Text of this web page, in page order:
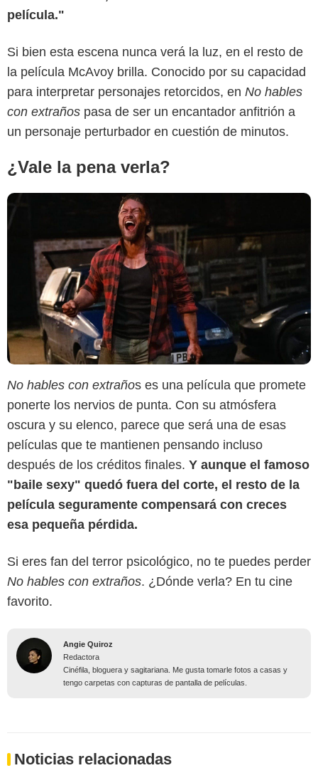
película."
Si bien esta escena nunca verá la luz, en el resto de
la película McAvoy brilla. Conocido por su capacidad
para interpretar personajes retorcidos, en No hables
con extraños pasa de ser un encantador anfitrión a
un personaje perturbador en cuestión de minutos.
¿Vale la pena verla?
No hables con extraños es una película que promete
ponerte los nervios de punta. Con su atmósfera
oscura y su elenco, parece que será una de esas
películas que te mantienen pensando incluso
después de los créditos finales. Y aunque el famoso
"baile sexy" quedó fuera del corte, el resto de la
película seguramente compensará con creces
esa pequeña pérdida.
Si eres fan del terror psicológico, no te puedes perder
No hables con extraños. ¿Dónde verla? En tu cine
favorito.
Angie Quiroz
Redactora
Cinéfila, bloguera y sagitariana. Me gusta tomarle fotos a casas y
tengo carpetas con capturas de pantalla de películas.
Noticias relacionadas